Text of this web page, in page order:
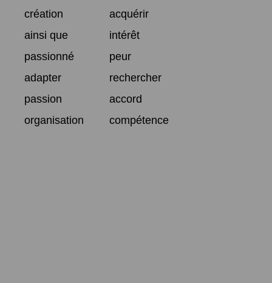
création
acquérir
ainsi que
intérêt
passionné
peur
adapter
rechercher
passion
accord
organisation
compétence